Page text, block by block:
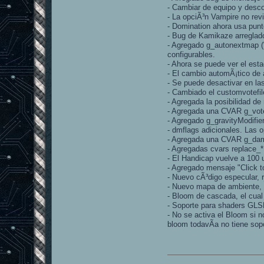
- Cambiar de equipo y
- La opciÃ³n Vampire no
- Domination ahora usa
- Bug de Kamikaze
- Agregado g_autonextmap
configurables.
- Ahora se puede ver el
- El cambio automÃ¡tico
- Se puede desactivar en
- Cambiado el
- Agregada la posibilidad
- Agregada una CVAR
- Agregado
- dmflags adicionales. Las
- Agregada una CVAR
- Agregadas cvars
- El Handicap vuelve a 100
- Agregado mensaje "Click
- Nuevo cÃ³digo especular,
- Nuevo mapa de
- Bloom de cascada, el
- Soporte para shaders
- No se activa el Bloom si
bloom todavÃ­a no tiene